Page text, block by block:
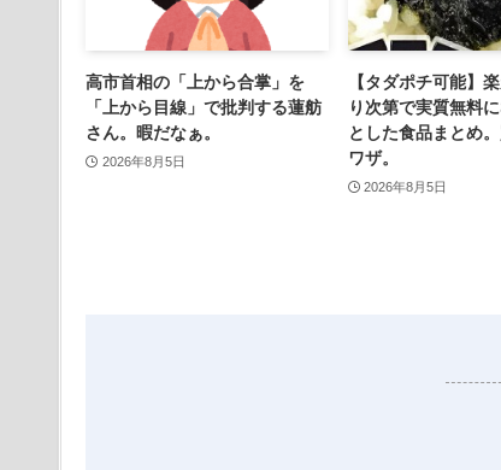
高市首相の「上から合掌」を
「上から目線」で批判する蓮舫
さん。暇だなぁ。
2026年8月5日
【タダポチ可能】
り次第で実質無料
とした食品まとめ
ワザ。
2026年8月5日